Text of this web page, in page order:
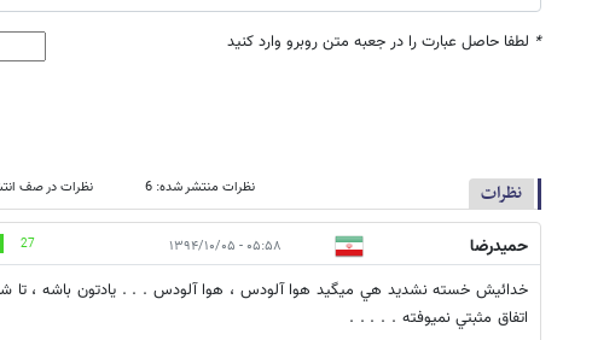
* لطفا حاصل عبارت را در جعبه متن روبرو وارد کنید
نظرات نظرات منتشر شده: 6 نظرات در صف
حميدرضا ۰۵:۵۸ - ۱۳۹۴/۱۰/۰۵ 27
خدائيش خسته نشديد هي ميگيد هوا آلودس ، هوا آلودس . . . يادتون باشه ، تا
اتفاق مثبتي نميوفته . . . . .